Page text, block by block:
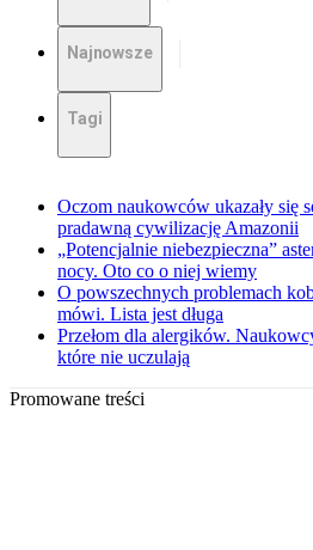
Najnowsze
Tagi
Oczom naukowców ukazały się
pradawną cywilizację Amazonii
„Potencjalnie niebezpieczna”
nocy. Oto co o niej wiemy
O powszechnych problemach
mówi. Lista jest długa
Przełom dla alergików.
które nie uczulają
Promowane treści